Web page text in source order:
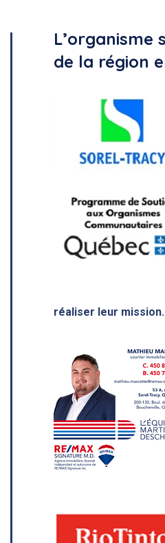
L’organisme
de la région
réaliser leur mission.